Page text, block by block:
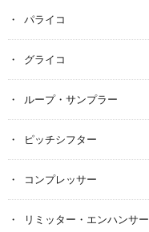
パライコ
グライコ
ループ・サンプラー
ピッチシフター
コンプレッサー
リミッター・エンハンサー